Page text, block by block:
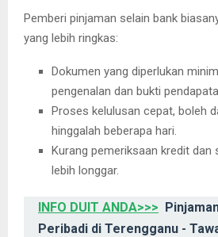
Pemberi pinjaman selain bank
yang lebih ringkas:
Dokumen yang diperlukan
pengenalan dan bukti
Proses kelulusan cepat, boleh
hinggalah beberapa hari.
Kurang pemeriksaan kredit dan
lebih longgar.
INFO DUIT ANDA>>>
Peribadi di Terengganu -